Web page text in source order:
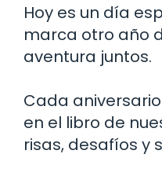
Hoy es un día
marca otro año
aventura juntos.
Cada
en el libro de
risas, desafíos y